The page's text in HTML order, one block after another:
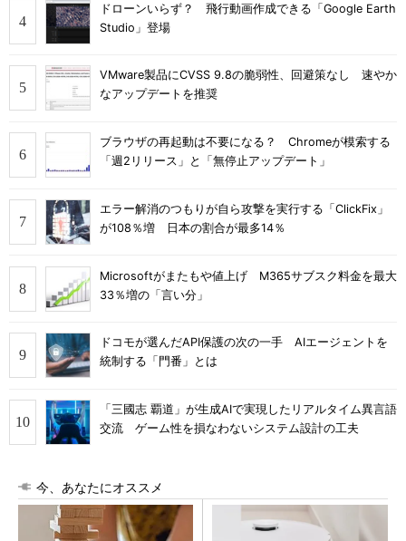
ドローンいらず？ 飛行動画作成できる「Google Earth
Studio」登場
VMware製品にCVSS 9.8の脆弱性、回避策なし 速やか
なアップデートを推奨
ブラウザの再起動は不要になる？ Chromeが模索する
「週2リリース」と「無停止アップデート」
エラー解消のつもりが自ら攻撃を実行する「ClickFix」
が108％増 日本の割合が最多14％
Microsoftがまたもや値上げ M365サブスク料金を最大
33％増の「言い分」
ドコモが選んだAPI保護の次の一手 AIエージェントを
統制する「門番」とは
「三國志 覇道」が生成AIで実現したリアルタイム異言語
交流 ゲーム性を損なわないシステム設計の工夫
今、あなたにオススメ